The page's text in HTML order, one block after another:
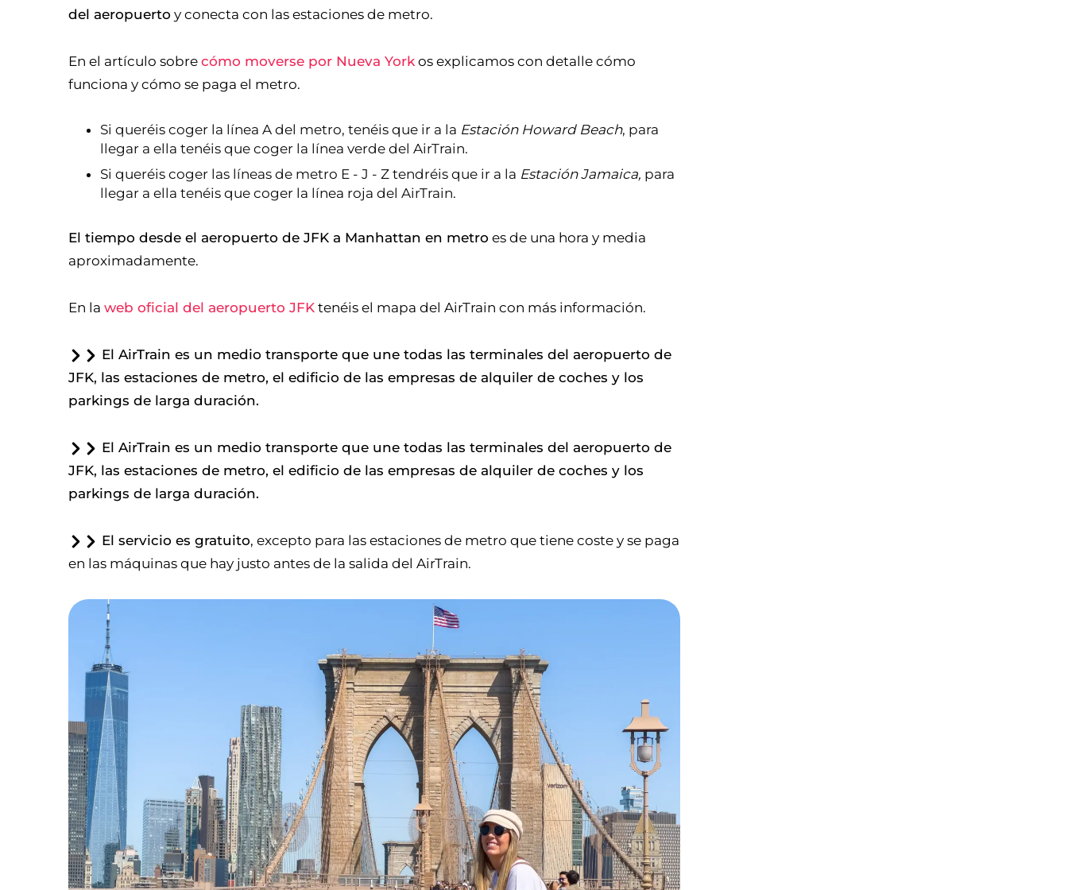
del aeropuerto y conecta con las estaciones de metro.
En el artículo sobrecómo moverse por Nueva York os explicamos con detalle cómo
funciona y cómo se paga el metro.
Si queréis coger la línea A del metro, tenéis que ir a la Estación Howard Beach, para
llegar a ella tenéis que coger la línea verde del AirTrain.
Si queréis coger las líneas de metro E - J - Z tendréis que ir a la Estación Jamaica, para
llegar a ella tenéis que coger la línea roja del AirTrain.
El tiempo desde el aeropuerto de JFK a Manhattan en metro es de una hora y media
aproximadamente.
En laweb oficial del aeropuerto JFK tenéis el mapa del AirTrain con más información.
El AirTrain es un medio transporte que une todas las terminales del aeropuerto de
JFK, las estaciones de metro, el edificio de las empresas de alquiler de coches y los
parkings de larga duración.
El AirTrain es un medio transporte que une todas las terminales del aeropuerto de
JFK, las estaciones de metro, el edificio de las empresas de alquiler de coches y los
parkings de larga duración.
El servicio es gratuito, excepto para las estaciones de metro que tiene coste y se paga
en las máquinas que hay justo antes de la salida del AirTrain.